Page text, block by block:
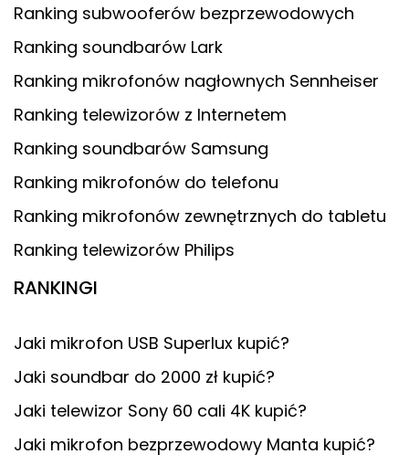
Ranking subwooferów bezprzewodowych
Ranking soundbarów Lark
Ranking mikrofonów nagłownych Sennheiser
Ranking telewizorów z Internetem
Ranking soundbarów Samsung
Ranking mikrofonów do telefonu
Ranking mikrofonów zewnętrznych do tabletu
Ranking telewizorów Philips
RANKINGI
Jaki mikrofon USB Superlux kupić?
Jaki soundbar do 2000 zł kupić?
Jaki telewizor Sony 60 cali 4K kupić?
Jaki mikrofon bezprzewodowy Manta kupić?